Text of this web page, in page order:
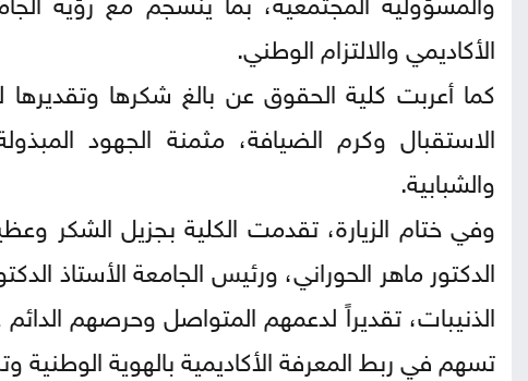
الأكاديمي والالتزام الوطني.
كما أعربت كلية الحقوق عن بالغ شكرها
الاستقبال وكرم الضيافة، مثمنة الجهود
والشبابية.
وفي ختام الزيارة، تقدمت الكلية بجزيل الشكر
الدكتور ماهر الحوراني، ورئيس الجامعة الأستاذ
الذنيبات، تقديراً لدعمهم المتواصل وحرصهم
تسهم في ربط المعرفة الأكاديمية بالهوية الوطنية